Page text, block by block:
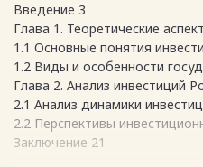
Введение 3
Глава 1. Теоретические
1.1 Основные понятия
1.2 Виды и особенности
Глава 2. Анализ инвестиций
2.1 Анализ динамики
2.2 Перспективы
Заключение 21